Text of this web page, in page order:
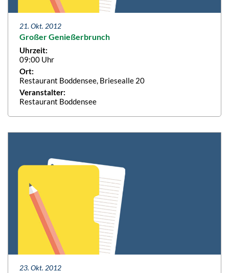
21. Okt. 2012
Großer Genießerbrunch
Uhrzeit:
09:00 Uhr
Ort:
Restaurant Boddensee, Briesealle 20
Veranstalter:
Restaurant Boddensee
23. Okt. 2012